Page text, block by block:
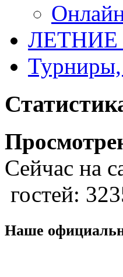
ЛЕТНИЕ
Турниры,
Сейчас на
гостей:
Наше